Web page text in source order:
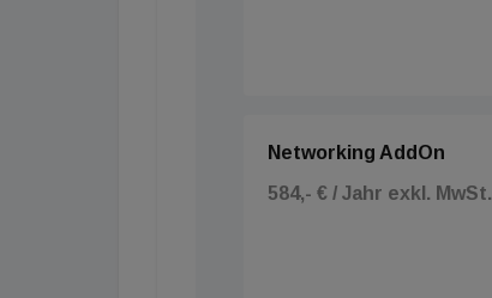
Networking AddOn
584,- € / Jahr exkl. MwSt.